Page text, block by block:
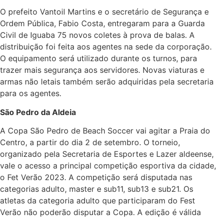
O prefeito Vantoil Martins e o secretário de Segurança e
Ordem Pública, Fabio Costa, entregaram para a Guarda
Civil de Iguaba 75 novos coletes à prova de balas. A
distribuição foi feita aos agentes na sede da corporação.
O equipamento será utilizado durante os turnos, para
trazer mais segurança aos servidores. Novas viaturas e
armas não letais também serão adquiridas pela secretaria
para os agentes.
São Pedro da Aldeia
A Copa São Pedro de Beach Soccer vai agitar a Praia do
Centro, a partir do dia 2 de setembro. O torneio,
organizado pela Secretaria de Esportes e Lazer aldeense,
vale o acesso a principal competição esportiva da cidade,
o Fet Verão 2023. A competição será disputada nas
categorias adulto, master e sub11, sub13 e sub21. Os
atletas da categoria adulto que participaram do Fest
Verão não poderão disputar a Copa. A edição é válida